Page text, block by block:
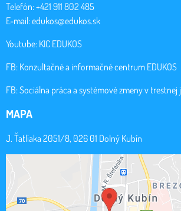
Telefón: +421 911 802 485
E-mail:edukos@edukos.sk
Youtube: KIC EDUKOS
FB: Konzultačné a informačné centrum EDUKOS
FB:Sociálna práca a systémové zmeny v trestnej
MAPA
J. Ťatliaka 2051/8, 026 01 Dolný Kubín